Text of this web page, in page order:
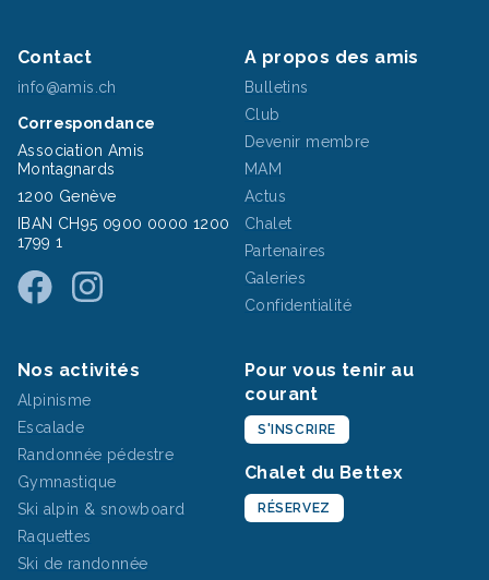
Contact
info@amis.ch
Correspondance
Association Amis
Montagnards
1200 Genève
IBAN CH95 0900 0000 1200
1799 1
A propos des amis
Bulletins
Club
Devenir membre
MAM
Actus
Chalet
Partenaires
Galeries
Confidentialité
Nos activités
Alpinisme
Escalade
Randonnée pédestre
Gymnastique
Ski alpin & snowboard
Raquettes
Ski de randonnée
Pour vous tenir au
courant
S'INSCRIRE
Chalet du Bettex
RÉSERVEZ